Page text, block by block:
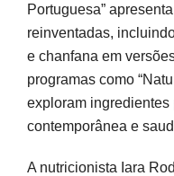
Portuguesa”
reinventadas,
e chanfana em
programas como
exploram
contemporânea e
A nutricionista Iara